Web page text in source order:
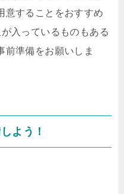
意することをおすすめ
入っているものもある
前準備をお願いしま
よう！